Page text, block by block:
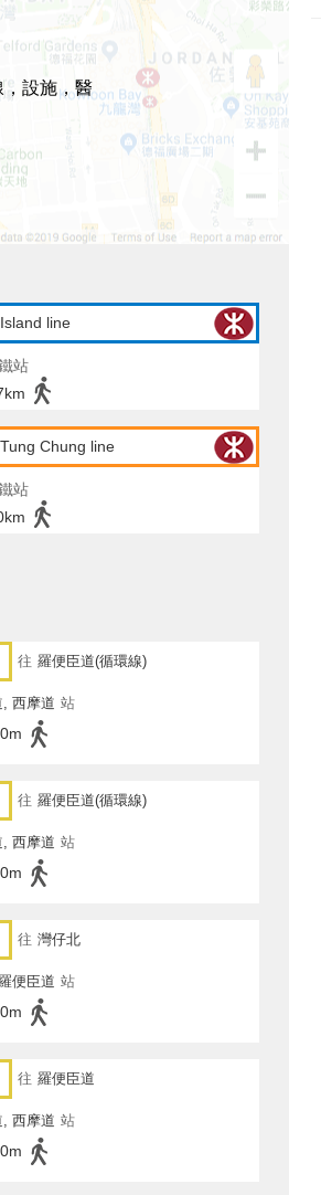
設施，醫
line
站
Chung line
站
往 羅便臣道(循環線)
西摩道 站
往 羅便臣道(循環線)
西摩道 站
往 灣仔北
便臣道 站
往 羅便臣道
西摩道 站